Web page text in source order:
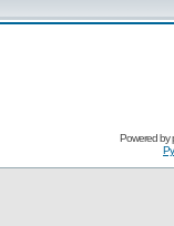
Powered by